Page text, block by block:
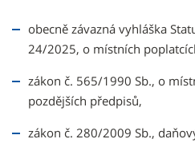
obecně závazná vyhláška
24/2025, o místních
zákon č. 565/1990 Sb., o
pozdějších předpisů,
zákon č. 280/2009 Sb.,